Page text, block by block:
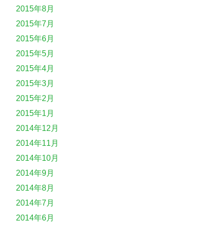
2015年8月
2015年7月
2015年6月
2015年5月
2015年4月
2015年3月
2015年2月
2015年1月
2014年12月
2014年11月
2014年10月
2014年9月
2014年8月
2014年7月
2014年6月